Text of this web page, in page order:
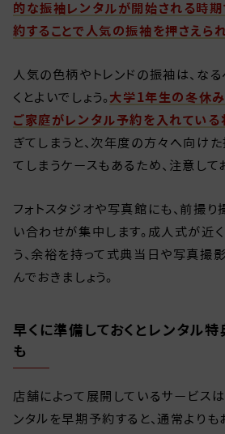
的な振袖レンタルが開始される時期
約することで人気の振袖を押さえられ
人気の色柄やトレンドの振袖は、なる
くとよいでしょう。 大学1年生の冬休み
ご家庭がレンタル予約を入れている
ぎてしまうと、次年度の方々へ向け
てしまうケースもあるため、注意して
フォトスタジオや写真館にも、前撮
い合わせが集中します。成人式が近
う、余裕を持って式典当日や写真撮
んでおきましょう。
早くに準備しておくとレンタル
も
店舗によって展開しているサービス
ンタルを早期予約すると、通常より